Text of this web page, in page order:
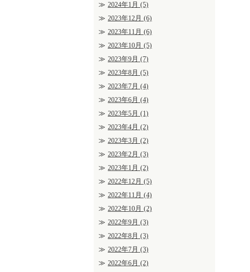
2024年1月 (5)
2023年12月 (6)
2023年11月 (6)
2023年10月 (5)
2023年9月 (7)
2023年8月 (5)
2023年7月 (4)
2023年6月 (4)
2023年5月 (1)
2023年4月 (2)
2023年3月 (2)
2023年2月 (3)
2023年1月 (2)
2022年12月 (5)
2022年11月 (4)
2022年10月 (2)
2022年9月 (3)
2022年8月 (3)
2022年7月 (3)
2022年6月 (2)